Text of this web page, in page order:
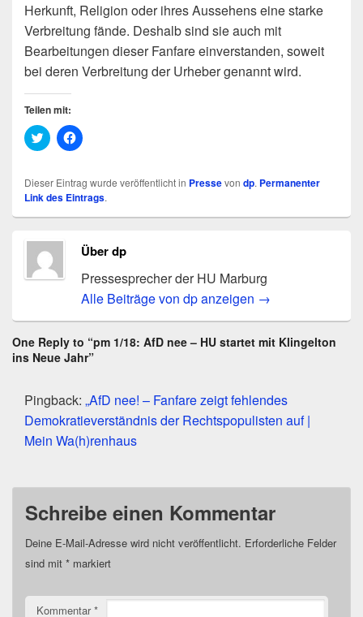
Herkunft, Religion oder ihres Aussehens eine starke
Verbreitung fände. Deshalb sind sie auch mit
Bearbeitungen dieser Fanfare einverstanden, soweit
bei deren Verbreitung der Urheber genannt wird.
Teilen mit:
K
l
k
,
u
ü
e
r
w
i
r
z
u
t
e
n
(
i
n
e
u
F
n
e
r
K
l
k
,
u
a
F
e
b
o
k
u
t
e
n
(
i
r
n
e
u
m
F
n
e
r
Dieser Eintrag wurde veröffentlicht in Pressevon dp. Permanenter
Link des Eintrags.
Über dp
Pressesprecher der HU Marburg
Alle Beiträge von dp anzeigen →
One Reply to “pm 1/18: AfD nee – HU startet mit Klingelton
ins Neue Jahr”
Pingback: „AfD nee! – Fanfare zeigt fehlendes
Demokratieverständnis der Rechtspopulisten auf |
Mein Wa(h)renhaus
Schreibe einen Kommentar
Deine E-Mail-Adresse wird nicht veröffentlicht. Erforderliche Felder
sind mit * markiert
Kommentar*